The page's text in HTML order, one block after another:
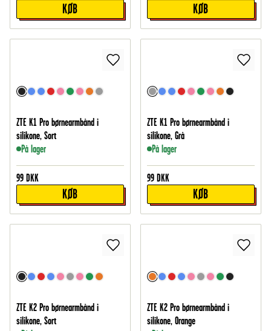
KØB KØB
ZTE K1 Pro børnearmbånd i
silikone, Sort
På lager
99 DKK
KØB
ZTE K1 Pro børnearmbånd i
silikone, Grå
På lager
99 DKK
KØB
ZTE K2 Pro børnearmbånd i
silikone, Sort
ZTE K2 Pro børnearmbånd i
silikone, Orange